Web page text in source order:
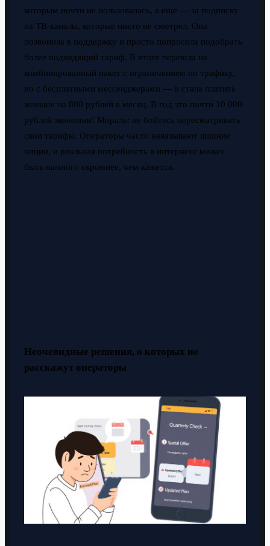
которым почти не пользовалась, а ещё — за подписку
на ТВ-каналы, которые никто не смотрел. Она
позвонила в поддержку и просто попросила подобрать
более подходящий тариф. В итоге перешла на
комбинированный пакет с ограничением по трафику,
но с бесплатными мессенджерами — и стала платить
меньше на 800 рублей в месяц. В год это почти 10 000
рублей экономии! Мораль: не бойтесь пересматривать
свои тарифы. Операторы часто навязывают лишние
опции, и реальная потребность в интернете может
быть намного скромнее, чем кажется.
Неочевидные решения, о которых не
расскажут операторы